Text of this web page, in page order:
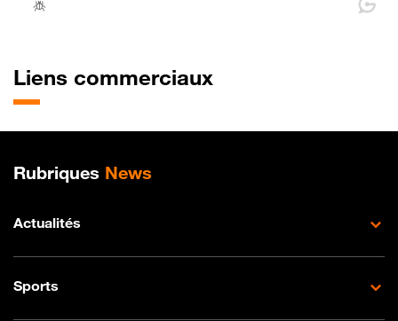
Liens commerciaux
Plan de site
Rubriques News
Actualités
Sports